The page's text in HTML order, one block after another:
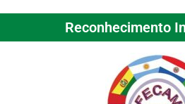
Reconhecimento